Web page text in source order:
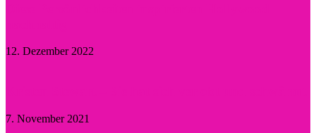
12. Dezember 2022
7. November 2021